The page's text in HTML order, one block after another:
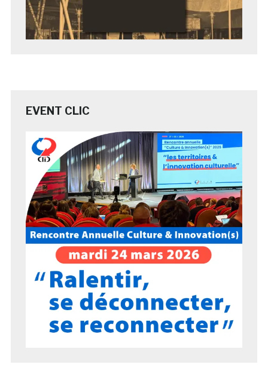
EVENT CLIC